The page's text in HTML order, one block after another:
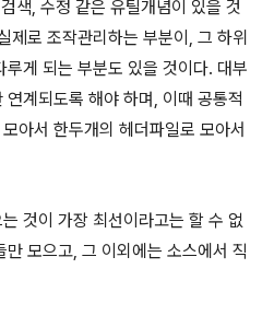
색, 수정 같은 유틸개념이 있을 것
제로 조작관리하는 부분이, 그 하위
게 되는 부분도 있을 것이다. 대부
계되도록 해야 하며, 이때 공통적
아서 한두개의 헤더파일로 모아서
것이 가장 최선이라고는 할 수 없
모으고, 그 이외에는 소스에서 직